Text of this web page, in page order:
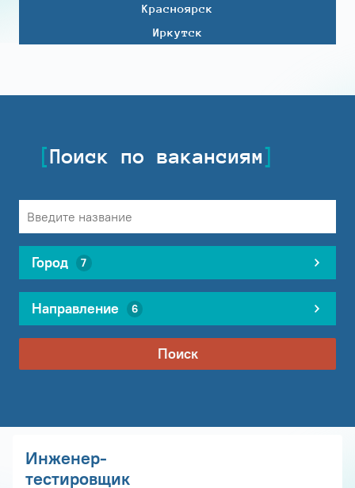
Красноярск
Иркутск
Поиск по вакансиям
Город 7
Направление 6
Поиск
Инженер-
тестировщик